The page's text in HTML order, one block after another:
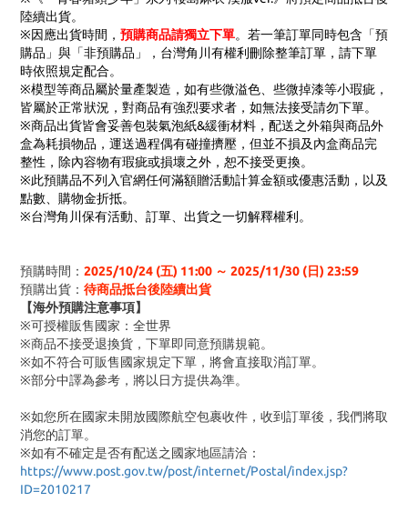
陸續出貨。
※因應出貨時間， 預購商品請獨立下單。若一筆訂單同時包含「預
購品」與「非預購品」，台灣角川有權利刪除整筆訂單，請下單
時依照規定配合。
※模型等商品屬於量產製造，如有些微溢色、些微掉漆等小瑕疵，
皆屬於正常狀況，對商品有強烈要求者，如無法接受請勿下單。
※商品出貨皆會妥善包裝氣泡紙&緩衝材料，配送之外箱與商品外
盒為耗損物品，運送過程偶有碰撞擠壓，但並不損及內盒商品完
整性，除內容物有瑕疵或損壞之外，恕不接受更換。
※此預購品不列入官網任何滿額贈活動計算金額或優惠活動，以及
點數、購物金折抵。
※台灣角川保有活動、訂單、出貨之一切解釋權利。
預購時間： 2025/10/24 (五) 11:00 ～ 2025/11/30 (日) 23:59
預購出貨： 待商品抵台後陸續出貨
【海外預購注意事項】
※可授權販售國家：全世界
※商品不接受退換貨，下單即同意預購規範。
※如不符合可販售國家規定下單，將會直接取消訂單。
※部分中譯為參考，將以日方提供為準。
※如您所在國家未開放國際航空包裹收件，收到訂單後，我們將取
消您的訂單。
※如有不確定是否有配送之國家地區請洽：
https://www.post.gov.tw/post/internet/Postal/index.jsp?
ID=2010217